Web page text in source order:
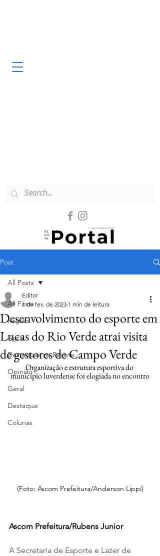
Post
All Posts
Região
Agro
Destaques na Revista
Opinião
Geral
Destaque
Colunas
All Posts
Desenvolvimento do esporte em
Lucas do Rio Verde atrai visita
de gestores de Campo Verde
Editor
1 de fev. de 2023 1 min de leitura
Organização e estrutura esportiva do
município luverdense foi elogiada no encontro
(Foto: Ascom Prefeitura/Anderson Lippi)
Ascom Prefeitura/Rubens Junior
A Secretaria de Esporte e Lazer de